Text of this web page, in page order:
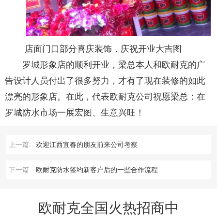
店面门口部分喜庆装饰，庆祝开业大吉图
罗城形象店的顺利开业，梁总本人和欧耐克的广
告设计人员付出了很多努力，才有了现在装修的如此
漂亮的形象店。在此，代表欧耐克公司祝愿梁总：在
罗城防水市场一展宏图、生意兴旺！
上一篇: 欢迎江西宜春的朋友前来公司考察
下一篇: 欧耐克防水签约新客户后的一些合作流程
欧耐克全国火热招商中